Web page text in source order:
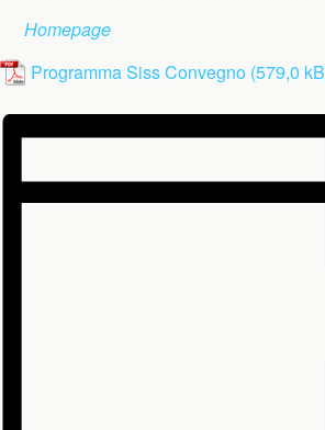
Homepage
Programma Siss Convegno